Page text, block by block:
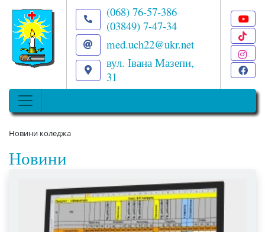
(068) 76-57-386
(03849) 7-47-34
med.uch22@ukr.net
вул. Івана Мазепи,
31
Новини коледжа
Новини